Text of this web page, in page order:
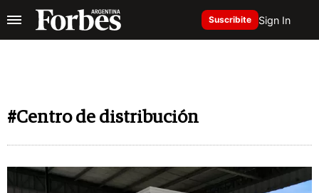
Suscribite Sign In
#Centro de distribución